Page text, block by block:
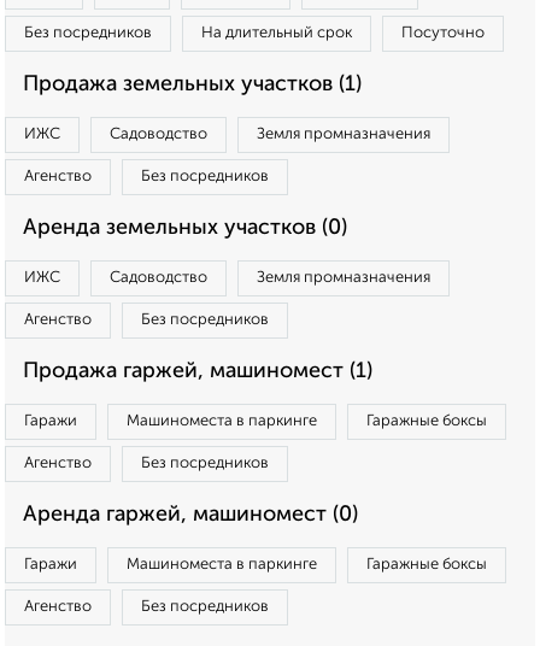
Без посредников На длительный срок Посуточно
Продажа земельных участков (1)
ИЖС Садоводство Земля промназначения
Агенство Без посредников
Аренда земельных участков (0)
ИЖС Садоводство Земля промназначения
Агенство Без посредников
Продажа гаржей, машиномест (1)
Гаражи Машиноместа в паркинге Гаражные боксы
Агенство Без посредников
Аренда гаржей, машиномест (0)
Гаражи Машиноместа в паркинге Гаражные боксы
Агенство Без посредников